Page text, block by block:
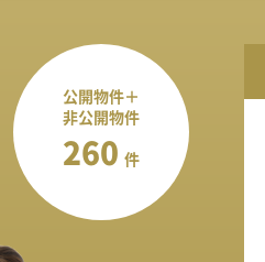
公開物件＋
非公開物件
260 件